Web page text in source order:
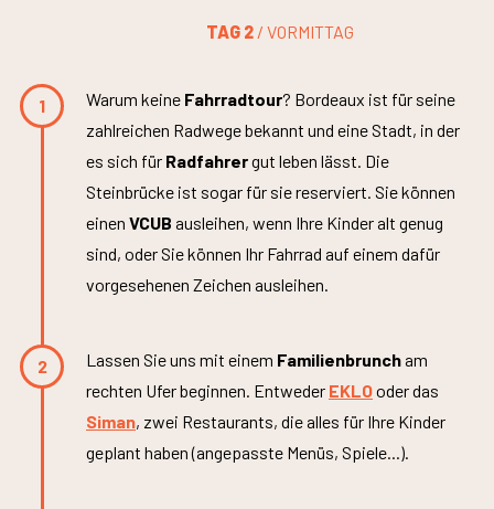
TAG 2 / VORMITTAG
1 Warum keine Fahrradtour? Bordeaux ist für seine
zahlreichen Radwege bekannt und eine Stadt, in der
es sich für Radfahrergut leben lässt. Die
Steinbrücke ist sogar für sie reserviert. Sie können
einen VCUB ausleihen, wenn Ihre Kinder alt genug
sind, oder Sie können Ihr Fahrrad auf einem dafür
vorgesehenen Zeichen ausleihen.
2 Lassen Sie uns mit einem Familienbruncham
rechten Ufer beginnen. Entweder EKLOoder das
Siman, zwei Restaurants, die alles für Ihre Kinder
geplant haben (angepasste Menüs, Spiele...).